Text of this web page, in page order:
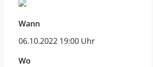
Wann
06.10.2022 19:00 Uhr
Wo